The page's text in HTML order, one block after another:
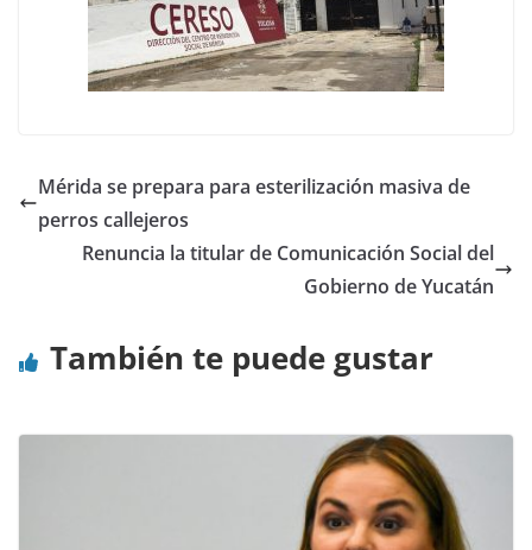
Mérida se prepara para esterilización masiva de
perros callejeros
Renuncia la titular de Comunicación Social del
Gobierno de Yucatán
También te puede gustar